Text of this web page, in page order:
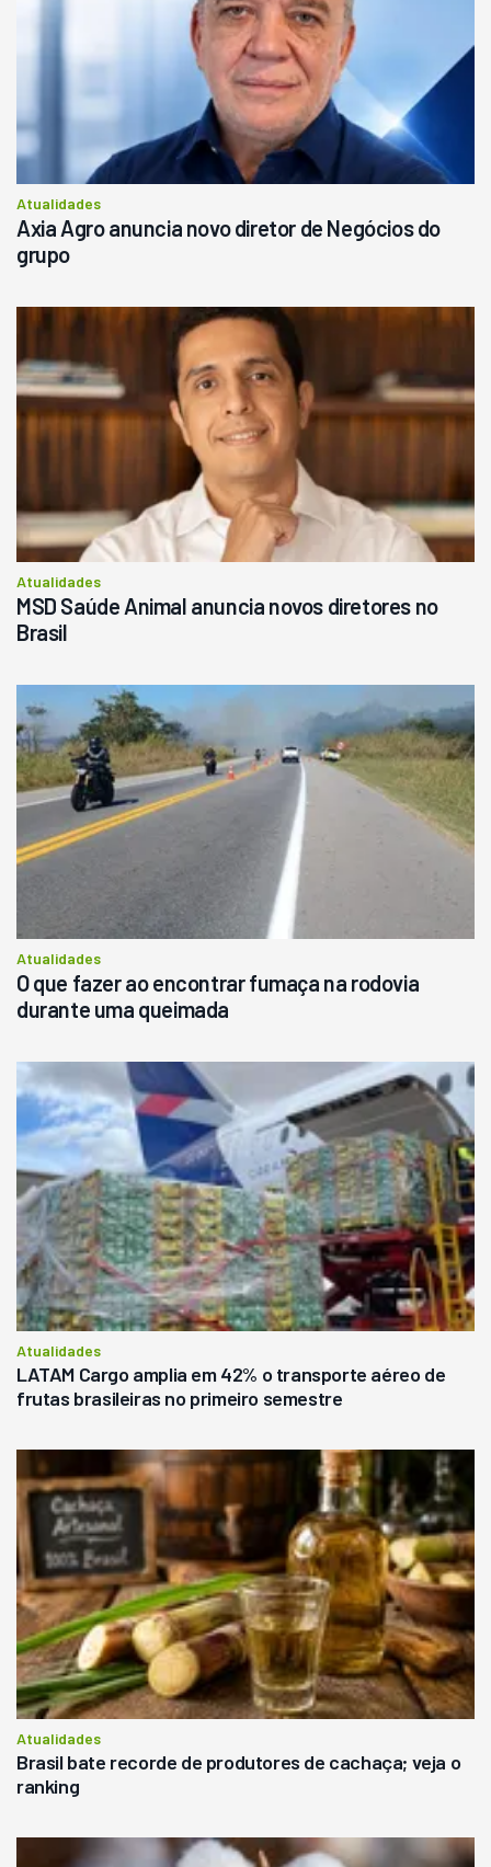
Atualidades
Axia Agro anuncia novo diretor de Negócios do
grupo
Atualidades
MSD Saúde Animal anuncia novos diretores no
Brasil
Atualidades
O que fazer ao encontrar fumaça na rodovia
durante uma queimada
Atualidades
LATAM Cargo amplia em 42% o transporte aéreo de
frutas brasileiras no primeiro semestre
Atualidades
Brasil bate recorde de produtores de cachaça; veja o
ranking